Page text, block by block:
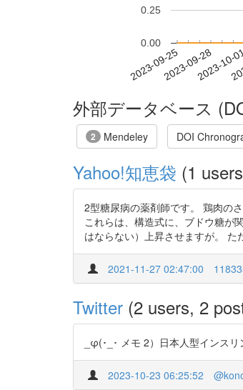
2023-09-252023-09-282023-10-
0.00
0.25
外部データベース
2 Mendeley DOI
Yahoo!知恵袋 (1
2型糖尿病の薬剤師です。 鶏肉の
これらは、構造式に、ブドウ糖が
はならない）上昇させますが。
2021-11-27 02:47:00
Twitter (2 users, 2
_φ(･_･ メモ 2）日本人型インス
2023-10-23 06:25:52